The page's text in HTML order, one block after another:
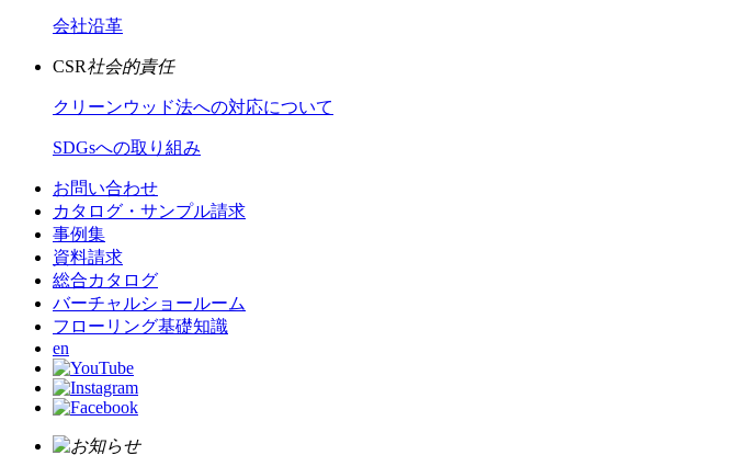
会社沿革
CSR社会的責任
クリーンウッド法への対応について
SDGsへの取り組み
お問い合わせ
カタログ・サンプル請求
事例集
資料請求
総合カタログ
バーチャルショールーム
フローリング基礎知識
en